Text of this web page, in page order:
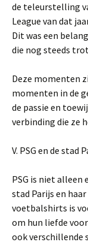
de teleurstelling
League van dat
Dit was een
die nog steeds
Deze momenten
momenten in de
de passie en
verbinding die ze
V. PSG en de stad
PSG is niet alleen
stad Parijs en
voetbalshirts is
om hun liefde
ook verschillende